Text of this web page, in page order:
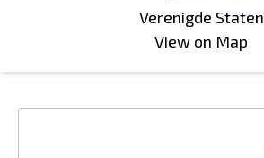
Verenigde Staten
View on Map